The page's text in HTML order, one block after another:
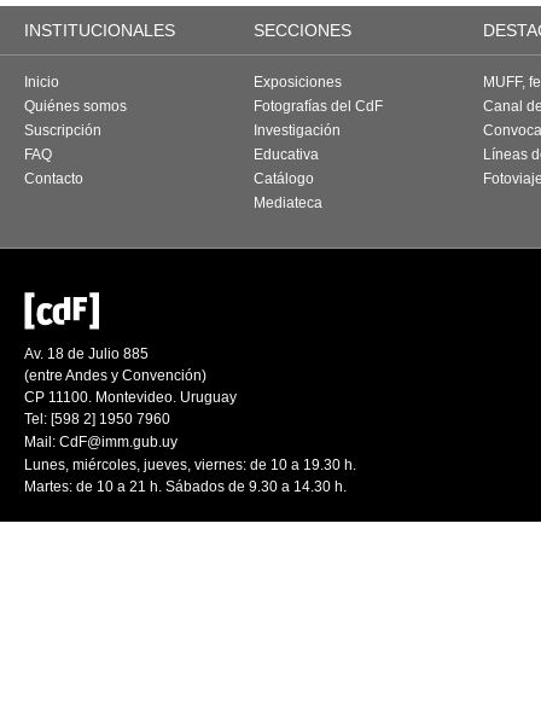
INSTITUCIONALES SECCIONES
Inicio
Quiénes somos
Suscripción
FAQ
Contacto
Exposiciones
Fotografías del CdF
Investigación
Educativa
Catálogo
Mediateca
MUFF,
Canal
Líneas
Av. 18 de Julio 885
(entre Andes y Convención)
CP 11100. Montevideo. Uruguay
Tel: [598 2] 1950 7960
Mail: CdF@imm.gub.uy
Lunes, miércoles, jueves, viernes: de 10 a 19.30 h.
Martes: de 10 a 21 h. Sábados de 9.30 a 14.30 h.